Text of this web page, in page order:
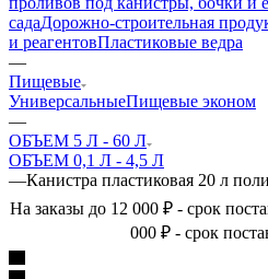
садаДорожно-строительная
и реагентовПластиковые ведра
—
Пищевые
УниверсальныеПищевые эконом
—
ОБЪЕМ 5 Л - 60 Л
ОБЪЕМ 0,1 Л - 4,5 Л
—Канистра пластиковая 20 л
На заказы до 12 000 ₽ - срок
000 ₽ - срок